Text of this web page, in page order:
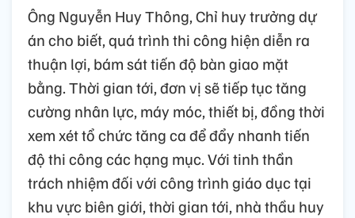
Ông Nguyễn Huy Thông, Chỉ huy trưởng dự
án cho biết, quá trình thi công hiện diễn ra
thuận lợi, bám sát tiến độ bàn giao mặt
bằng. Thời gian tới, đơn vị sẽ tiếp tục tăng
cường nhân lực, máy móc, thiết bị, đồng thời
xem xét tổ chức tăng ca để đẩy nhanh tiến
độ thi công các hạng mục. Với tinh thần
trách nhiệm đối với công trình giáo dục tại
khu vực biên giới, thời gian tới, nhà thầu huy